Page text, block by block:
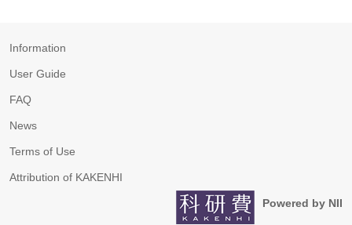
Information
User Guide
FAQ
News
Terms of Use
Attribution of KAKENHI
Powered by NII